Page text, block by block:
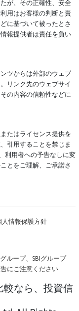
が、その正確性、安全
用はお客様の判断と責
に基づいて被ったとさ
報提供者は責任を負い
ツからは外部のウェブ
リンク先のウェブサイ
の内容の信頼性などに
たはライセンス提供を
引用することを禁じま
利用者への予告なしに変
とをご理解、ご承諾さ
人情報保護方針
ループ、SBIグループ
にご注意ください
較なら、投資信